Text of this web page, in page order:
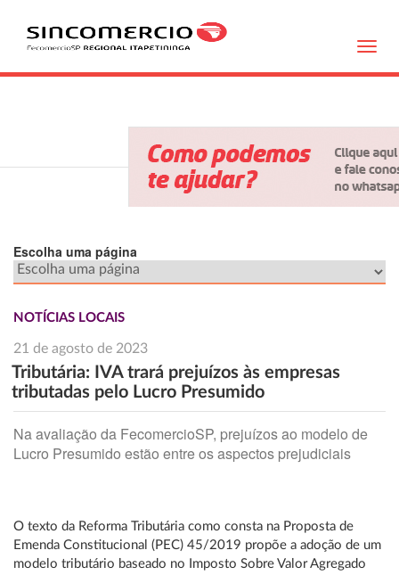
Escolha uma página
NOTÍCIAS LOCAIS
21 de agosto de 2023
Tributária: IVA trará prejuízos às empresas
tributadas pelo Lucro Presumido
Na avaliação da FecomercioSP, prejuízos ao modelo de
Lucro Presumido estão entre os aspectos prejudiciais
O texto da Reforma Tributária como consta na Proposta de
Emenda Constitucional (PEC) 45/2019 propõe a adoção de um
modelo tributário baseado no Imposto Sobre Valor Agregado